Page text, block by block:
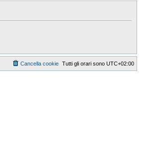
Tutti gli orari sono UTC+02:00
Cancella cookie